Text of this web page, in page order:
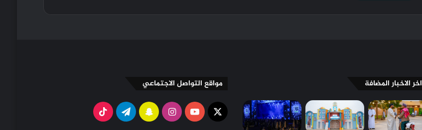
اخر الاخبار المضافة مواقع التواصل الاجتماعي
X يوتيوبانستقرامسنابتيلقرام‫TikTok